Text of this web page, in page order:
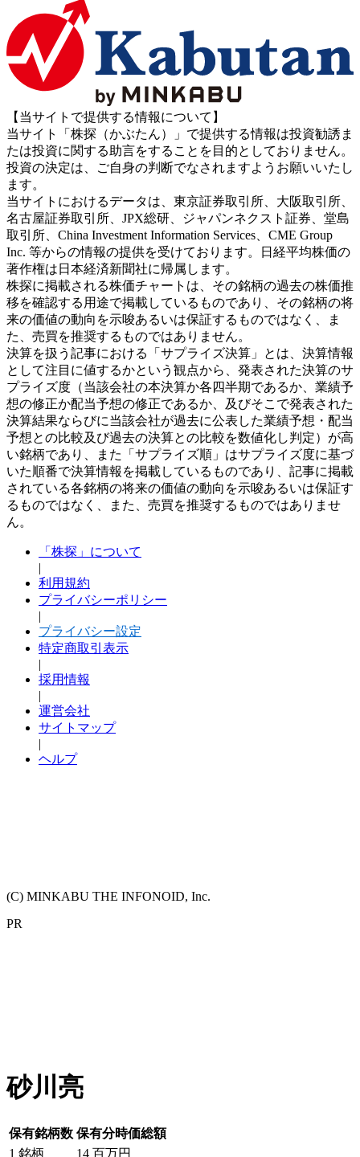
【当サイトで提供する情報について】
当サイト「株探（かぶたん）」で提供する情報は投資勧誘ま
たは投資に関する助言をすることを目的としておりません。
投資の決定は、ご自身の判断でなされますようお願いいたし
ます。
当サイトにおけるデータは、東京証券取引所、大阪取引所、
名古屋証券取引所、JPX総研、ジャパンネクスト証券、堂島
取引所、China Investment Information Services、CME Group
Inc. 等からの情報の提供を受けております。日経平均株価の
著作権は日本経済新聞社に帰属します。
株探に掲載される株価チャートは、その銘柄の過去の株価推
移を確認する用途で掲載しているものであり、その銘柄の将
来の価値の動向を示唆あるいは保証するものではなく、ま
た、売買を推奨するものではありません。
決算を扱う記事における「サプライズ決算」とは、決算情報
として注目に値するかという観点から、発表された決算のサ
プライズ度（当該会社の本決算か各四半期であるか、業績予
想の修正か配当予想の修正であるか、及びそこで発表された
決算結果ならびに当該会社が過去に公表した業績予想・配当
予想との比較及び過去の決算との比較を数値化し判定）が高
い銘柄であり、また「サプライズ順」はサプライズ度に基づ
いた順番で決算情報を掲載しているものであり、記事に掲載
されている各銘柄の将来の価値の動向を示唆あるいは保証す
るものではなく、また、売買を推奨するものではありませ
ん。
「株探」について
|
利用規約
プライバシーポリシー
|
プライバシー設定
特定商取引表示
|
採用情報
|
運営会社
サイトマップ
|
ヘルプ
(C) MINKABU THE INFONOID, Inc.
PR
砂川亮
保有銘柄数 保有分時価総額
1 銘柄 14 百万円